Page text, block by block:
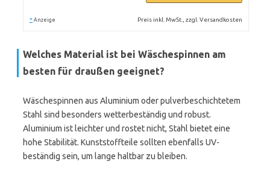
* Anzeige Preis inkl. MwSt., zzgl. Versandkosten
Welches Material ist bei Wäschespinnen am
besten für draußen geeignet?
Wäschespinnen aus Aluminium oder pulverbeschichtetem
Stahl sind besonders wetterbeständig und robust.
Aluminium ist leichter und rostet nicht, Stahl bietet eine
hohe Stabilität. Kunststoffteile sollten ebenfalls UV-
beständig sein, um lange haltbar zu bleiben.